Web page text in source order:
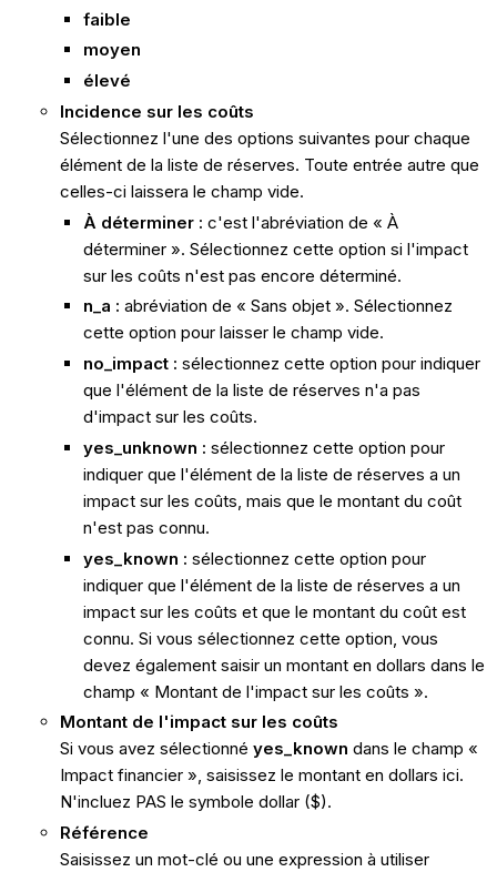
faible
moyen
élevé
Incidence sur les coûts
Sélectionnez l'une des options suivantes pour chaque
élément de la liste de réserves. Toute entrée autre que
celles-ci laissera le champ vide.
À déterminer : c'est l'abréviation de « À
déterminer ». Sélectionnez cette option si l'impact
sur les coûts n'est pas encore déterminé.
n_a : abréviation de « Sans objet ». Sélectionnez
cette option pour laisser le champ vide.
no_impact : sélectionnez cette option pour indiquer
que l'élément de la liste de réserves n'a pas
d'impact sur les coûts.
yes_unknown : sélectionnez cette option pour
indiquer que l'élément de la liste de réserves a un
impact sur les coûts, mais que le montant du coût
n'est pas connu.
yes_known : sélectionnez cette option pour
indiquer que l'élément de la liste de réserves a un
impact sur les coûts et que le montant du coût est
connu. Si vous sélectionnez cette option, vous
devez également saisir un montant en dollars dans le
champ « Montant de l'impact sur les coûts ».
Montant de l'impact sur les coûts
Si vous avez sélectionné yes_known dans le champ «
Impact financier », saisissez le montant en dollars ici.
N'incluez PAS le symbole dollar ($).
Référence
Saisissez un mot-clé ou une expression à utiliser